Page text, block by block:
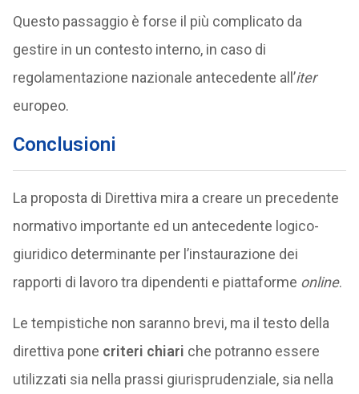
Questo passaggio è forse il più complicato da
gestire in un contesto interno, in caso di
regolamentazione nazionale antecedente all’iter
europeo.
Conclusioni
La proposta di Direttiva mira a creare un precedente
normativo importante ed un antecedente logico-
giuridico determinante per l’instaurazione dei
rapporti di lavoro tra dipendenti e piattaforme online.
Le tempistiche non saranno brevi, ma il testo della
direttiva pone criteri chiari che potranno essere
utilizzati sia nella prassi giurisprudenziale, sia nella